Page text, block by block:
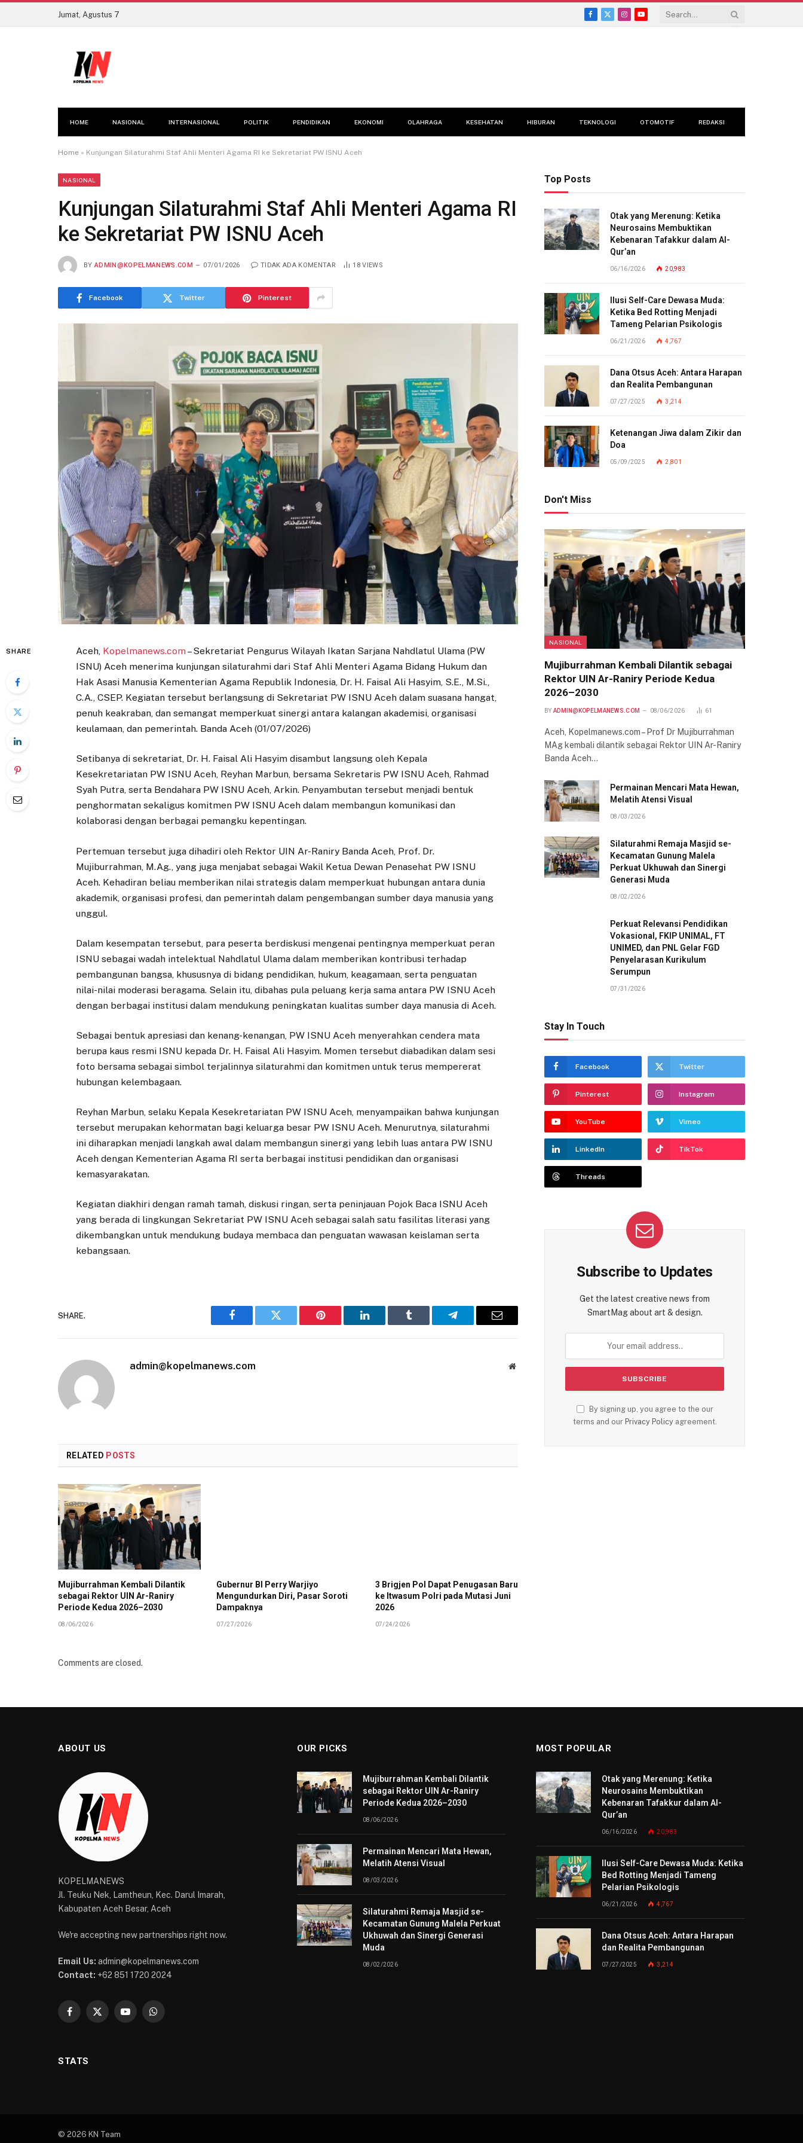
Jumat, Agustus 7
Facebook
X
InstagramYouTube
HOME NASIONAL INTERNASIONAL POLITIK PENDIDIKAN EKONOMI OLAHRAGA KESEHATAN HIBURAN TEKNOLOGI OTOMOTIF REDAKSI
Home » Kunjungan Silaturahmi Staf Ahli Menteri Agama RI ke Sekretariat PW ISNU Aceh
NASIONAL
Kunjungan Silaturahmi Staf Ahli Menteri Agama RI
ke Sekretariat PW ISNU Aceh
BY ADMIN@KOPELMANEWS.COM 07/01/2026 TIDAK ADA KOMENTAR 18VIEWS
Facebook Twitter Pinterest
SHARE Aceh, Kopelmanews.com– Sekretariat Pengurus Wilayah Ikatan Sarjana Nahdlatul Ulama (PW
ISNU) Aceh menerima kunjungan silaturahmi dari Staf Ahli Menteri Agama Bidang Hukum dan
Hak Asasi Manusia Kementerian Agama Republik Indonesia, Dr. H. Faisal Ali Hasyim, S.E., M.Si.,
C.A., CSEP. Kegiatan tersebut berlangsung di Sekretariat PW ISNU Aceh dalam suasana hangat,
penuh keakraban, dan semangat memperkuat sinergi antara kalangan akademisi, organisasi
keulamaan, dan pemerintah. Banda Aceh (01/07/2026)
Setibanya di sekretariat, Dr. H. Faisal Ali Hasyim disambut langsung oleh Kepala
Kesekretariatan PW ISNU Aceh, Reyhan Marbun, bersama Sekretaris PW ISNU Aceh, Rahmad
Syah Putra, serta Bendahara PW ISNU Aceh, Arkin. Penyambutan tersebut menjadi bentuk
penghormatan sekaligus komitmen PW ISNU Aceh dalam membangun komunikasi dan
kolaborasi dengan berbagai pemangku kepentingan.
Pertemuan tersebut juga dihadiri oleh Rektor UIN Ar-Raniry Banda Aceh, Prof. Dr.
Mujiburrahman, M.Ag., yang juga menjabat sebagai Wakil Ketua Dewan Penasehat PW ISNU
Aceh. Kehadiran beliau memberikan nilai strategis dalam memperkuat hubungan antara dunia
akademik, organisasi profesi, dan pemerintah dalam pengembangan sumber daya manusia yang
unggul.
Dalam kesempatan tersebut, para peserta berdiskusi mengenai pentingnya memperkuat peran
ISNU sebagai wadah intelektual Nahdlatul Ulama dalam memberikan kontribusi terhadap
pembangunan bangsa, khususnya di bidang pendidikan, hukum, keagamaan, serta penguatan
nilai-nilai moderasi beragama. Selain itu, dibahas pula peluang kerja sama antara PW ISNU Aceh
dengan berbagai institusi dalam mendukung peningkatan kualitas sumber daya manusia di Aceh.
Sebagai bentuk apresiasi dan kenang-kenangan, PW ISNU Aceh menyerahkan cendera mata
berupa kaus resmi ISNU kepada Dr. H. Faisal Ali Hasyim. Momen tersebut diabadikan dalam sesi
foto bersama sebagai simbol terjalinnya silaturahmi dan komitmen untuk terus mempererat
hubungan kelembagaan.
Reyhan Marbun, selaku Kepala Kesekretariatan PW ISNU Aceh, menyampaikan bahwa kunjungan
tersebut merupakan kehormatan bagi keluarga besar PW ISNU Aceh. Menurutnya, silaturahmi
ini diharapkan menjadi langkah awal dalam membangun sinergi yang lebih luas antara PW ISNU
Aceh dengan Kementerian Agama RI serta berbagai institusi pendidikan dan organisasi
kemasyarakatan.
Kegiatan diakhiri dengan ramah tamah, diskusi ringan, serta peninjauan Pojok Baca ISNU Aceh
yang berada di lingkungan Sekretariat PW ISNU Aceh sebagai salah satu fasilitas literasi yang
dikembangkan untuk mendukung budaya membaca dan penguatan wawasan keislaman serta
kebangsaan.
SHARE.
Facebook Twitter Pinterest LinkedIn Tumblr Telegram Email
admin@kopelmanews.com Website
RELATED POSTS
Mujiburrahman Kembali Dilantik
sebagai Rektor UIN Ar-Raniry
Periode Kedua 2026–2030
08/06/2026
Gubernur BI Perry Warjiyo
Mengundurkan Diri, Pasar Soroti
Dampaknya
07/27/2026
3 Brigjen Pol Dapat Penugasan Baru
ke Itwasum Polri pada Mutasi Juni
2026
07/24/2026
Comments are closed.
Top Posts
Otak yang Merenung: Ketika
Neurosains Membuktikan
Kebenaran Tafakkur dalam Al-
Qur’an
06/16/2026 20,983
Ilusi Self-Care Dewasa Muda:
Ketika Bed Rotting Menjadi
Tameng Pelarian Psikologis
06/21/2026 4,767
Dana Otsus Aceh: Antara Harapan
dan Realita Pembangunan
07/27/2025 3,214
Ketenangan Jiwa dalam Zikir dan
Doa
05/09/2025 2,801
Don't Miss
NASIONAL
Mujiburrahman Kembali Dilantik sebagai
Rektor UIN Ar-Raniry Periode Kedua
2026–2030
BY ADMIN@KOPELMANEWS.COM 08/06/2026 61
Aceh, Kopelmanews.com – Prof Dr Mujiburrahman
MAg kembali dilantik sebagai Rektor UIN Ar-Raniry
Banda Aceh…
Permainan Mencari Mata Hewan,
Melatih Atensi Visual
08/03/2026
Silaturahmi Remaja Masjid se-
Kecamatan Gunung Malela
Perkuat Ukhuwah dan Sinergi
Generasi Muda
08/02/2026
Perkuat Relevansi Pendidikan
Vokasional, FKIP UNIMAL, FT
UNIMED, dan PNL Gelar FGD
Penyelarasan Kurikulum
Serumpun
07/31/2026
Stay In Touch
Facebook Twitter
Pinterest Instagram
YouTube Vimeo
LinkedIn TikTok
Threads
Subscribe to Updates
Get the latest creative news from
SmartMag about art & design.
By signing up, you agree to the our
terms and our Privacy Policyagreement.
ABOUT US
KOPELMANEWS
Jl. Teuku Nek, Lamtheun, Kec. Darul Imarah,
Kabupaten Aceh Besar, Aceh
We're accepting new partnerships right now.
Email Us: admin@kopelmanews.com
Contact: +62 851 1720 2024
Facebook
X
YouTubeWhatsApp
OUR PICKS
Mujiburrahman Kembali Dilantik
sebagai Rektor UIN Ar-Raniry
Periode Kedua 2026–2030
08/06/2026
Permainan Mencari Mata Hewan,
Melatih Atensi Visual
08/03/2026
Silaturahmi Remaja Masjid se-
Kecamatan Gunung Malela Perkuat
Ukhuwah dan Sinergi Generasi
Muda
08/02/2026
MOST POPULAR
Otak yang Merenung: Ketika
Neurosains Membuktikan
Kebenaran Tafakkur dalam Al-
Qur’an
06/16/2026 20,983
Ilusi Self-Care Dewasa Muda: Ketika
Bed Rotting Menjadi Tameng
Pelarian Psikologis
06/21/2026 4,767
Dana Otsus Aceh: Antara Harapan
dan Realita Pembangunan
07/27/2025 3,214
STATS
© 2026 KN Team